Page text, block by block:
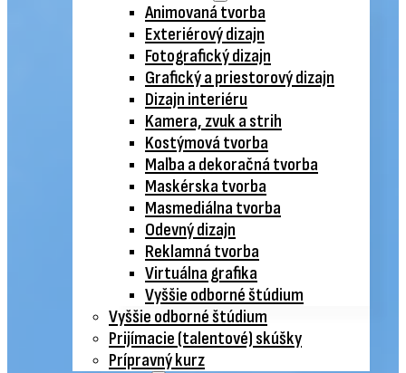
Animovaná tvorba
Exteriérový dizajn
Fotografický dizajn
Grafický a priestorový dizajn
Dizajn interiéru
Kamera, zvuk a strih
Kostýmová tvorba
Maľba a dekoračná tvorba
Maskérska tvorba
Masmediálna tvorba
Odevný dizajn
Reklamná tvorba
Virtuálna grafika
Vyššie odborné štúdium
Vyššie odborné štúdium
Prijímacie (talentové) skúšky
Prípravný kurz